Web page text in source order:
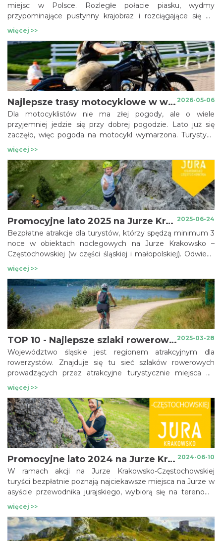
miejsc w Polsce. Rozległe połacie piasku, wydmy
przypominające pustynny krajobraz i rozciągające się po
horyzont przestrzenie sprawiają, że trudno uwierzyć, iż
znajduje się zaledwie kilkadziesiąt kilometrów od
Górnośląsko-Zagłębiowskiej Metropolii. To miejsce od lat
przyciąga miłośników przyrody, fotografów, rowerzystów
oraz wszystkich, którzy szukają nietypowych atrakcji na
jednodniowy wyjazd.
więcej >>
2026-05-06
Najlepsze trasy motocyklowe w województwie Śląskim
Dla motocyklistów nie ma złej pogody, ale o wiele
przyjemniej jedzie się przy dobrej pogodzie. Lato już się
zaczęło, więc pogoda na motocykl wymarzona. Turystykę
motocyklową można uprawiać bez ograniczeń. A gdzie
jeździć w województwie śląskim? Tym środkiem transportu
można dotrzeć praktycznie do każdego miejsca, bez
większych problemów. Przedstawiamy sześć tras,
biegnących przez Jurę Krakowsko-Częstochowską, Beskidy
czy Ziemię Pszczyńską, dostarczą motocyklistom
niesamowitych emocji, a na pewno krajoznawczych wrażeń.
więcej >>
2025-06-24
Promocyjne lato 2025 na Jurze Krakowsko-Częstochowskiej - Jura Aktywna i Bezpieczna !!!!
Bezpłatne atrakcje dla turystów, którzy spędzą minimum 3
noce w obiektach noclegowych na Jurze Krakowsko –
Częstochowskiej (w części śląskiej i małopolskiej). Odwiedź
Jurę Krakowsko-Częstochowską – region pełen zamków,
malowniczych dolin i skalnych ostańców. Połącz aktywny
wypoczynek z nauką, bezpieczeństwem i
niezapomnianymi wrażeniami.
więcej >>
2025-03-28
TOP 10 - Najlepsze szlaki rowerowe w Śląskim
Województwo śląskie jest regionem atrakcyjnym dla
rowerzystów. Znajduje się tu sieć szlaków rowerowych
prowadzących przez atrakcyjne turystycznie miejsca na
zielonych obszarach leśnych Krainy Górnej Odry, wśród
górskich krajobrazów Beskidów i Śląska Cieszyńskiego, czy
między zamkami i skałami Jury Krakowsko-
Częstochowskiej. Szlaki są dobrze oznakowane w terenie, a
ich nawierzchnie w większości utwardzone. Poznaj
najlepsze szlaki rowerowe w województwie śląskim!
więcej >>
2024-06-10
Promocyjne lato 2024 na Jurze Krakowsko - Częstochowskiej
W ramach akcji na Jurze Krakowsko-Częstochowskiej
turyści bezpłatnie poznają najciekawsze miejsca na Jurze w
asyście przewodnika jurajskiego, wybiorą się na terenową
eskapadę z Grupą Jurajską GOPR oraz spróbują wspinaczki
skałkowej pod okiem wykwalifikowanych instruktorów.
więcej >>